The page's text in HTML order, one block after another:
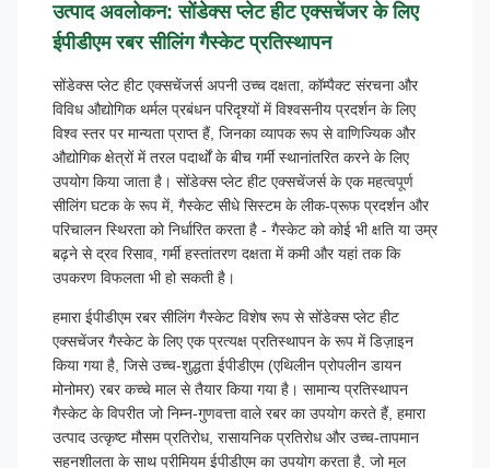
उत्पाद अवलोकन: सोंडेक्स प्लेट हीट एक्सचेंजर के लिए
ईपीडीएम रबर सीलिंग गैस्केट प्रतिस्थापन
सोंडेक्स प्लेट हीट एक्सचेंजर्स अपनी उच्च दक्षता, कॉम्पैक्ट संरचना और
विविध औद्योगिक थर्मल प्रबंधन परिदृश्यों में विश्वसनीय प्रदर्शन के लिए
विश्व स्तर पर मान्यता प्राप्त हैं, जिनका व्यापक रूप से वाणिज्यिक और
औद्योगिक क्षेत्रों में तरल पदार्थों के बीच गर्मी स्थानांतरित करने के लिए
उपयोग किया जाता है। सोंडेक्स प्लेट हीट एक्सचेंजर्स के एक महत्वपूर्ण
सीलिंग घटक के रूप में, गैस्केट सीधे सिस्टम के लीक-प्रूफ प्रदर्शन और
परिचालन स्थिरता को निर्धारित करता है - गैस्केट को कोई भी क्षति या उम्र
बढ़ने से द्रव रिसाव, गर्मी हस्तांतरण दक्षता में कमी और यहां तक कि
उपकरण विफलता भी हो सकती है।
हमारा ईपीडीएम रबर सीलिंग गैस्केट विशेष रूप से सोंडेक्स प्लेट हीट
एक्सचेंजर गैस्केट के लिए एक प्रत्यक्ष प्रतिस्थापन के रूप में डिज़ाइन
किया गया है, जिसे उच्च-शुद्धता ईपीडीएम (एथिलीन प्रोपलीन डायन
मोनोमर) रबर कच्चे माल से तैयार किया गया है। सामान्य प्रतिस्थापन
गैस्केट के विपरीत जो निम्न-गुणवत्ता वाले रबर का उपयोग करते हैं, हमारा
उत्पाद उत्कृष्ट मौसम प्रतिरोध, रासायनिक प्रतिरोध और उच्च-तापमान
सहनशीलता के साथ प्रीमियम ईपीडीएम का उपयोग करता है, जो मूल